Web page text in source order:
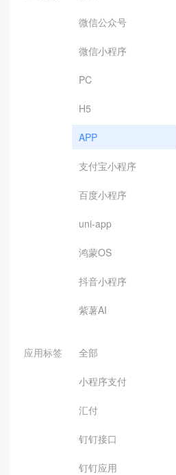
微信公众号
微信小程序
PC
H5
APP
支付宝小程序
百度小程序
uni-app
鸿蒙OS
抖音小程序
紫薯AI
应用标签 全部
小程序支付
汇付
钉钉接口
钉钉应用